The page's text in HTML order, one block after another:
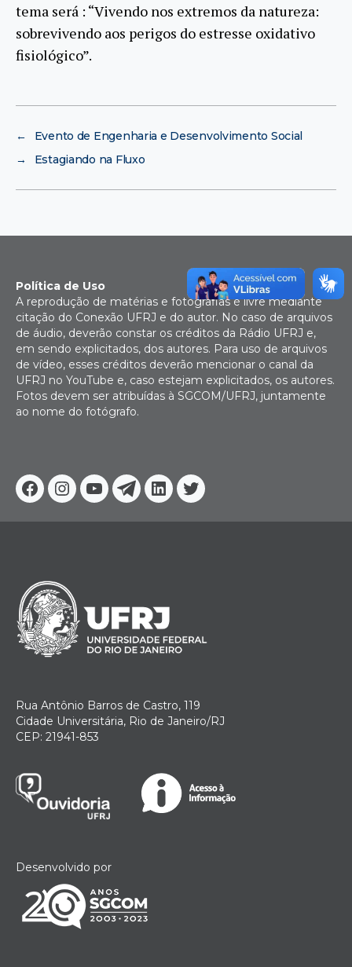
tema será : “Vivendo nos extremos da natureza:
sobrevivendo aos perigos do estresse oxidativo
fisiológico”.
←
Evento de Engenharia e Desenvolvimento Social
→
Estagiando na Fluxo
Facebook
Instagram
YoutubeTelegram
Linkedin
Twitter
Política de Uso
A reprodução de matérias e fotografias é livre mediante
citação do Conexão UFRJ e do autor. No caso de arquivos
de áudio, deverão constar os créditos da Rádio UFRJ e,
em sendo explicitados, dos autores. Para uso de arquivos
de vídeo, esses créditos deverão mencionar o canal da
UFRJ no YouTube e, caso estejam explicitados, os autores.
Fotos devem ser atribuídas à SGCOM/UFRJ, juntamente
ao nome do fotógrafo.
Rua Antônio Barros de Castro, 119
Cidade Universitária, Rio de Janeiro/RJ
CEP: 21941-853
Desenvolvido por